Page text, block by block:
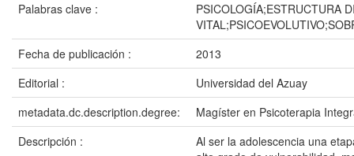
Palabras clave :
PSICOLOGÍA;ESTRUCTURA
Fecha de publicación :
2013
Editorial :
Universidad del Azuay
metadata.dc.description.degree:
Magíster en Psicoterapia
Descripción :
Al ser la adolescencia una